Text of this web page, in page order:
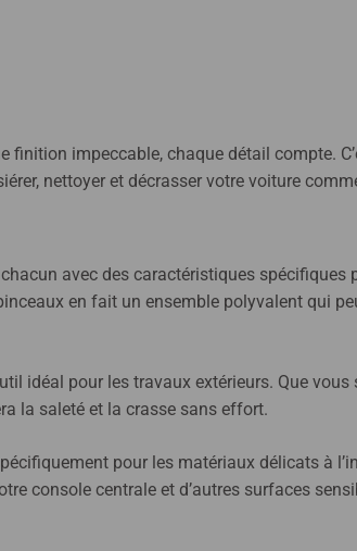
finition impeccable, chaque détail compte.
nettoyer et décrasser votre voiture
avec des caractéristiques
en fait un ensemble polyvalent qui
idéal pour les travaux extérieurs. Que
la saleté et la crasse sans effort.
pour les matériaux délicats à
console centrale et d’autres surfaces